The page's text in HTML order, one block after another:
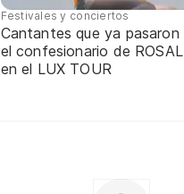
Festivales y conciertos
Cantantes que ya pasaron
el confesionario de
en el LUX TOUR